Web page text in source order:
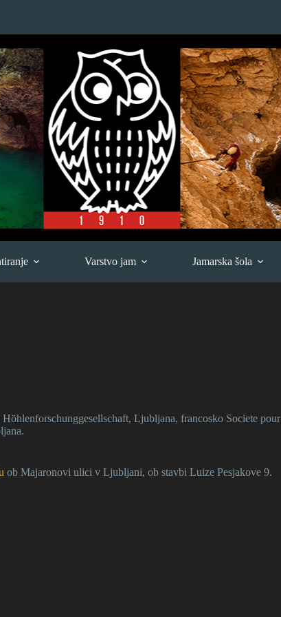
Varstvo jam Jamarska šola
Ljubljana, francosko Societe pour
ob Majaronovi ulici v Ljubljani, ob stavbi Luize Pesjakove 9.